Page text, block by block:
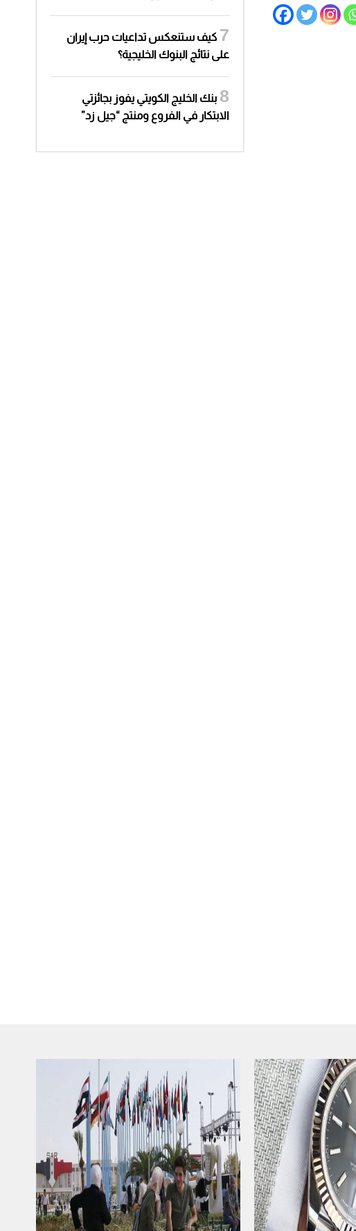
كيف ستنعكس تداعيات حرب إيران
على نتائج البنوك الخليجية؟
بنك الخليج الكويتي يفوز بجائزتي
الابتكار في الفروع ومنتج “جيل زد”